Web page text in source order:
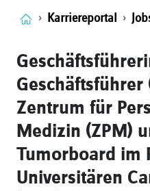
Karriereportal
Zentrum für
Medizin (ZPM)
Tumorboard im
Universitären